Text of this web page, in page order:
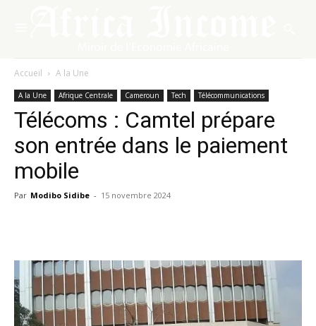
Accueil A la Une
A la Une Afrique Centrale Cameroun Tech Télécommunications
Télécoms : Camtel prépare
son entrée dans le paiement
mobile
Par Modibo Sidibe - 15 novembre 2024